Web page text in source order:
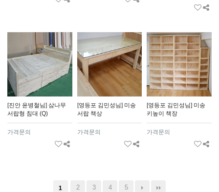
[진안 윤병철님] 삼나무
서랍형 침대 (Q)
가격문의
[영등포 김민성님] 미송
서랍 책상
가격문의
[영등포 김민성님] 미송
키높이 책장
가격문의
1 2 3 4 5